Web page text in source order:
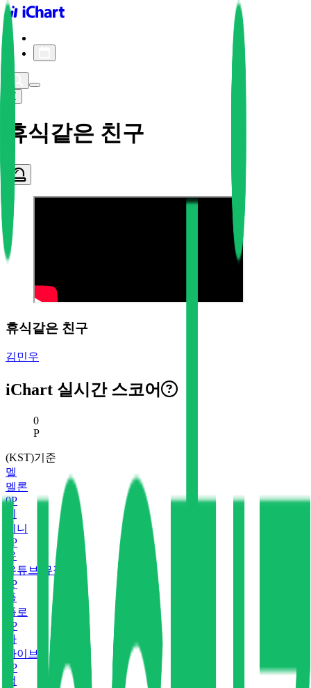
iChart logo
휴식같은 친구
휴식같은 친구
김민우
iChart 실시간 스코어
현재 스코어
0
P
(KST)기준
멜
멜론
0P
지니
P
유
유튜브 뮤직
P
플
플로
P
바
바이브
P
벅